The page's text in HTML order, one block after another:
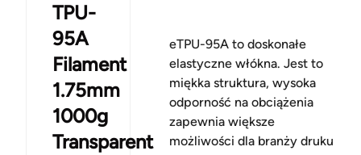
TPU-
95A
Filament
1.75mm
1000g
Transparent
eTPU-95A to doskonałe
elastyczne włókna. Jest to
miękka struktura, wysoka
odporność na obciążenia
zapewnia większe
możliwości dla branży druku